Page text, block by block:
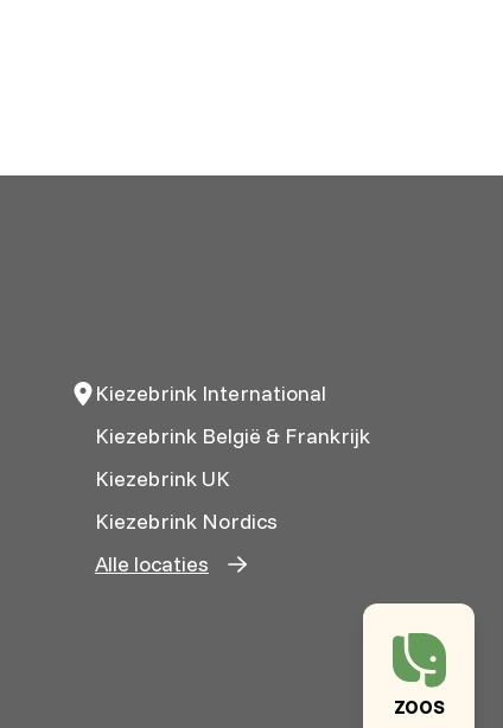
ZOOS
Kiezebrink International
Kiezebrink België & Frankrijk
Kiezebrink UK
Kiezebrink Nordics
Alle locaties